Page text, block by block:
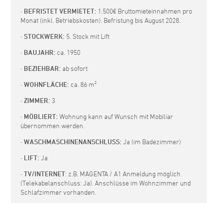
· BEFRISTET VERMIETET: 1.500€ Bruttomieteinnahmen pro
Monat (inkl. Betriebskosten). Befristung bis August 2028.
· STOCKWERK: 5. Stock mit Lift
· BAUJAHR: ca. 1950
· BEZIEHBAR: ab sofort
· WOHNFLÄCHE: ca. 86 m²
· ZIMMER: 3
· MÖBLIERT: Wohnung kann auf Wunsch mit Mobiliar
übernommen werden.
· WASCHMASCHINENANSCHLUSS: Ja (im Badezimmer)
· LIFT: Ja
· TV/INTERNET: z.B. MAGENTA / A1 Anmeldung möglich
(Telekabelanschluss: Ja). Anschlüsse im Wohnzimmer und
Schlafzimmer vorhanden.